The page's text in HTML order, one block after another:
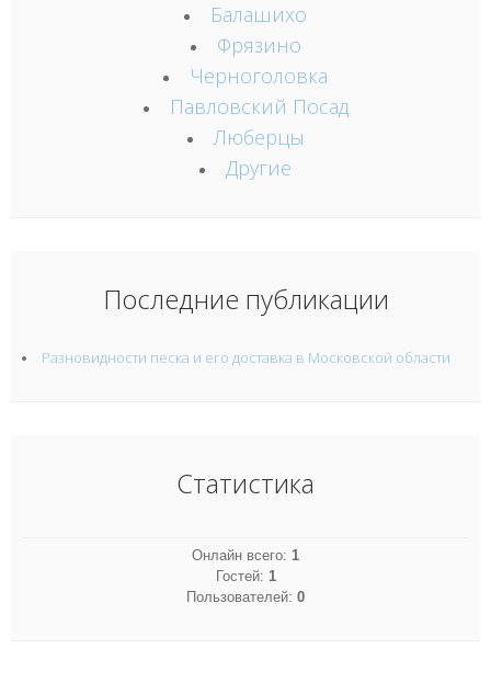
Балашихо
Фрязино
Черноголовка
Павловский Посад
Люберцы
Другие
Последние публикации
Разновидности песка и его доставка в Московской области
Статистика
Онлайн всего: 1
Гостей: 1
Пользователей: 0